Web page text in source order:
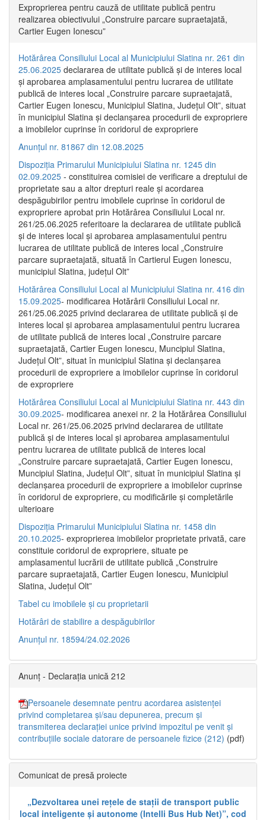
Exproprierea pentru cauză de utilitate publică pentru
realizarea obiectivului „Construire parcare supraetajată,
Cartier Eugen Ionescu”
Hotărârea Consiliului Local al Municipiului Slatina nr. 261 din
25.06.2025 declararea de utilitate publică și de interes local
și aprobarea amplasamentului pentru lucrarea de utilitate
publică de interes local „Construire parcare supraetajată,
Cartier Eugen Ionescu, Municipiul Slatina, Județul Olt”, situat
în municipiul Slatina și declanșarea procedurii de expropriere
a imobilelor cuprinse în coridorul de expropriere
Anunțul nr. 81867 din 12.08.2025
Dispoziția Primarului Municipiului Slatina nr. 1245 din
02.09.2025 - constituirea comisiei de verificare a dreptului de
proprietate sau a altor drepturi reale și acordarea
despăgubirilor pentru imobilele cuprinse în coridorul de
expropriere aprobat prin Hotărârea Consiliului Local nr.
261/25.06.2025 referitoare la declararea de utilitate publică
și de interes local și aprobarea amplasamentului pentru
lucrarea de utilitate publică de interes local „Construire
parcare supraetajată, situată în Cartierul Eugen Ionescu,
municipiul Slatina, județul Olt”
Hotărârea Consiliului Local al Municipiului Slatina nr. 416 din
15.09.2025- modificarea Hotărârii Consiliului Local nr.
261/25.06.2025 privind declararea de utilitate publică și de
interes local și aprobarea amplasamentului pentru lucrarea
de utilitate publică de interes local „Construire parcare
supraetajată, Cartier Eugen Ionescu, Muncipiul Slatina,
Județul Olt”, situat în municipiul Slatina și declanșarea
procedurii de expropriere a imobilelor cuprinse în coridorul
de expropriere
Hotărârea Consiliului Local al Municipiului Slatina nr. 443 din
30.09.2025- modificarea anexei nr. 2 la Hotărârea Consiliului
Local nr. 261/25.06.2025 privind declararea de utilitate
publică şi de interes local şi aprobarea amplasamentului
pentru lucrarea de utilitate publică de interes local
„Construire parcare supraetajată, Cartier Eugen Ionescu,
Muncipiul Slatina, Judeţul Olt”, situat în municipiul Slatina şi
declanşarea procedurii de expropriere a imobilelor cuprinse
în coridorul de expropriere, cu modificările şi completările
ulterioare
Dispoziția Primarului Municipiului Slatina nr. 1458 din
20.10.2025- exproprierea imobilelor proprietate privată, care
constituie coridorul de expropriere, situate pe
amplasamentul lucrării de utilitate publică „Construire
parcare supraetajată, Cartier Eugen Ionescu, Municipiul
Slatina, Județul Olt”
Tabel cu imobilele și cu proprietarii
Hotărâri de stabilire a despăgubirilor
Anunțul nr. 18594/24.02.2026
Anunț - Declarația unică 212
Persoanele desemnate pentru acordarea asistenței
privind completarea și/sau depunerea, precum și
transmiterea declarației unice privind impozitul pe venit și
contribuțiile sociale datorare de persoanele fizice (212) (pdf)
Comunicat de presă proiecte
„Dezvoltarea unei rețele de stații de transport public
local inteligente și autonome (Intelli Bus Hub Net)”, cod